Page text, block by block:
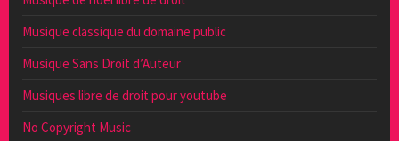
Musique classique du domaine public
Musique Sans Droit d’Auteur
Musiques libre de droit pour youtube
No Copyright Music